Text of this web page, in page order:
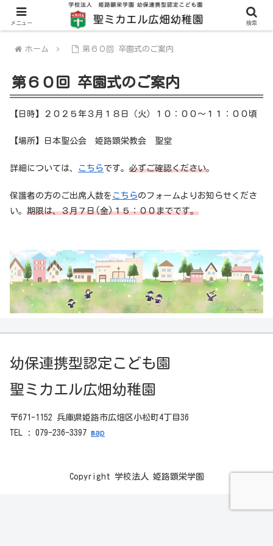
ホーム 第６０回 卒園式のご案内
第６０回 卒園式のご案内
【日時】２０２５年３月１８日（火）１０：００～１１：００頃
【場所】日本聖公会 姫路顕栄教会 聖堂
詳細については、 こちらです。 必ずご確認ください。
保護者の方のご出席人数を こちらのフォームよりお知らせくださ
い。 期限は、３月７日(金)１５：００までです。
幼保連携型認定こども園
聖ミカエル広畑幼稚園
〒671-1152 兵庫県姫路市広畑区小松町4丁目36
TEL : 079-236-3397 map
Copyright 学校法人 姫路顕栄学園
メニュー 検索